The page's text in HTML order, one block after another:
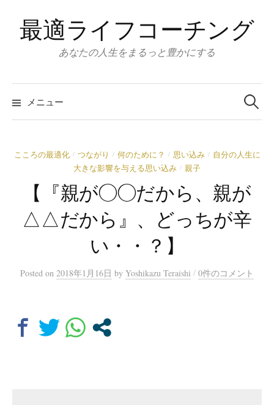
テ
ス
キ
プ
最適ライフコーチング
あなたの人生をまるっと豊かにする
メニュー
検
索:
こころの最適化 / つながり / 何のために？ / 思い込み / 自分の人生に
大きな影響を与える思い込み / 親子
【『親が◯◯だから、親が
△△だから』、どっちが辛
い・・？】
Posted on 2018年1月16日 by Yoshikazu Teraishi / 0件のコメント